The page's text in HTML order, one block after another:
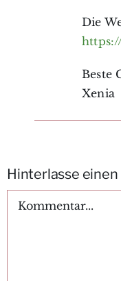
Die
Beste
Xenia
Hinterlasse
Kommentar